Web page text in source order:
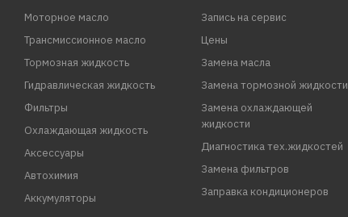
Моторное масло
Трансмиссионное масло
Тормозная жидкость
Гидравлическая жидкость
Фильтры
Охлаждающая жидкость
Аксессуары
Автохимия
Аккумуляторы
Запись на сервис
Цены
Замена масла
Замена тормозной жидкости
Замена охлаждающей
жидкости
Диагностика тех.жидкостей
Замена фильтров
Заправка кондиционеров